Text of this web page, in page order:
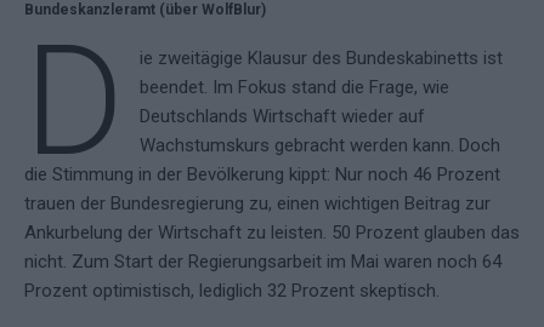
Bundeskanzleramt (über WolfBlur)
D
ie zweitägige Klausur des Bundeskabinetts ist
beendet. Im Fokus stand die Frage, wie
Deutschlands Wirtschaft wieder auf
Wachstumskurs gebracht werden kann. Doch
die Stimmung in der Bevölkerung kippt: Nur noch 46 Prozent
trauen der Bundesregierung zu, einen wichtigen Beitrag zur
Ankurbelung der Wirtschaft zu leisten. 50 Prozent glauben das
nicht. Zum Start der Regierungsarbeit im Mai waren noch 64
Prozent optimistisch, lediglich 32 Prozent skeptisch.